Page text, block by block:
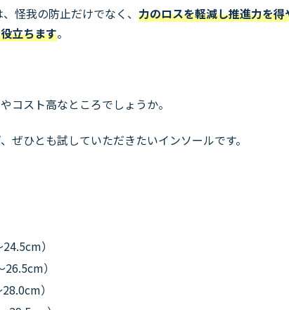
怪我の防止だけでなく、 力のロスを軽減し推進力を
立ちます。
コスト高なところでしょうか。
ぜひとも試していただきたいインソールです。
）
）
）